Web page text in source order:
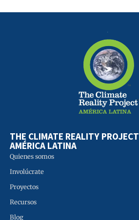
THE CLIMATE REALITY PROJECT
AMÉRICA LATINA
Quienes somos
Involúcrate
Proyectos
Recursos
Blog